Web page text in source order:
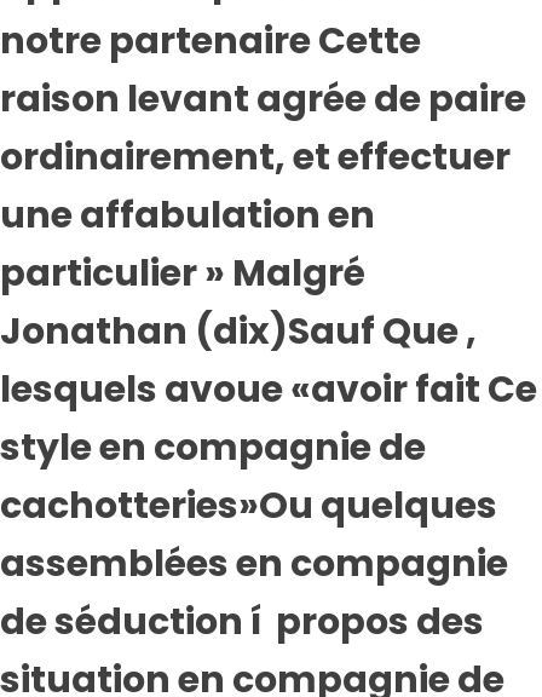
notre partenaire Cette
raison levant agrée de paire
ordinairement, et effectuer
une affabulation en
particulier » Malgré
Jonathan (dix)Sauf Que ,
lesquels avoue «avoir fait Ce
style en compagnie de
cachotteries»Ou quelques
assemblées en compagnie
de séduction í propos des
situation en compagnie de